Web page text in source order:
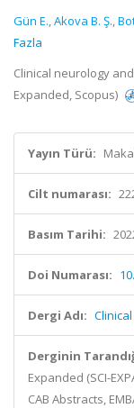
Gün E.,Akova B. Ş.,
Fazla
Clinical neurology
Expanded, Scopus)
Yayın Türü:
Cilt numarası:
Basım Tarihi:
Doi Numarası:
Dergi Adı:
Derginin
Expanded (SCI-
CAB Abstracts,